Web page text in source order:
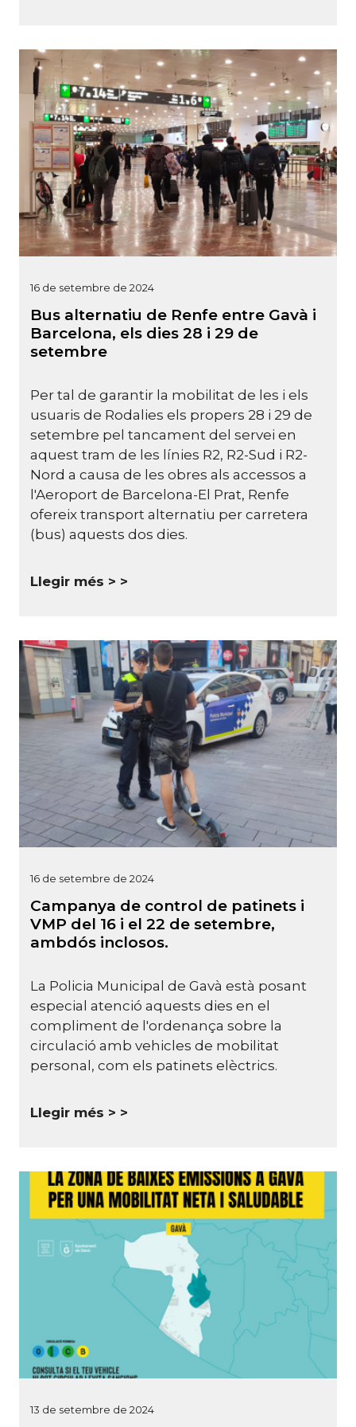
16 de setembre de 2024
Bus alternatiu de Renfe entre Gavà i
Barcelona, els dies 28 i 29 de
setembre
Per tal de garantir la mobilitat de les i els
usuaris de Rodalies els propers 28 i 29 de
setembre pel tancament del servei en
aquest tram de les línies R2, R2-Sud i R2-
Nord a causa de les obres als accessos a
l'Aeroport de Barcelona-El Prat, Renfe
ofereix transport alternatiu per carretera
(bus) aquests dos dies.
Llegir més >
16 de setembre de 2024
Campanya de control de patinets i
VMP del 16 i el 22 de setembre,
ambdós inclosos.
La Policia Municipal de Gavà està posant
especial atenció aquests dies en el
compliment de l'ordenança sobre la
circulació amb vehicles de mobilitat
personal, com els patinets elèctrics.
Llegir més >
13 de setembre de 2024